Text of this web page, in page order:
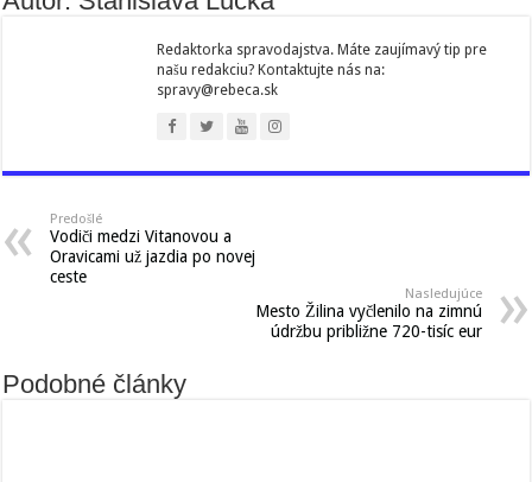
Redaktorka spravodajstva. Máte zaujímavý tip pre
našu redakciu? Kontaktujte nás na:
spravy@rebeca.sk
Predošlé
Vodiči medzi Vitanovou a
Oravicami už jazdia po novej
ceste
Nasledujúce
Mesto Žilina vyčlenilo na zimnú
údržbu približne 720-tisíc eur
Podobné články